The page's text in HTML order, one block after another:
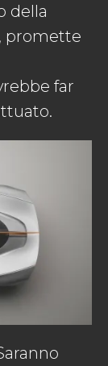
della
promette
far